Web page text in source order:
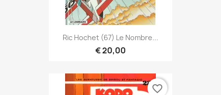
Ric Hochet (67) Le Nombre...
€ 20,00
favorite_border